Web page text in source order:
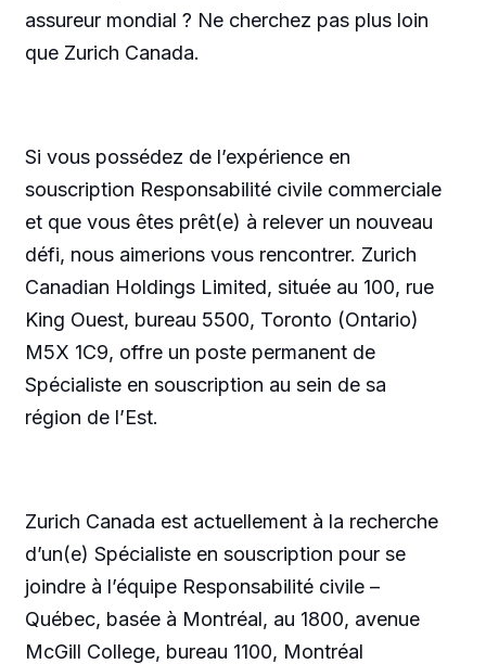
assureur mondial ? Ne cherchez pas plus loin
que Zurich Canada.
Si vous possédez de l’expérience en
souscription Responsabilité civile commerciale
et que vous êtes prêt(e) à relever un nouveau
défi, nous aimerions vous rencontrer. Zurich
Canadian Holdings Limited, située au 100, rue
King Ouest, bureau 5500, Toronto (Ontario)
M5X 1C9, offre un poste permanent de
Spécialiste en souscription au sein de sa
région de l’Est.
Zurich Canada est actuellement à la recherche
d’un(e) Spécialiste en souscription pour se
joindre à l’équipe Responsabilité civile –
Québec, basée à Montréal, au 1800, avenue
McGill College, bureau 1100, Montréal